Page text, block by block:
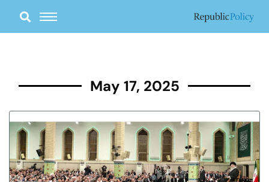
content
May 17, 2025